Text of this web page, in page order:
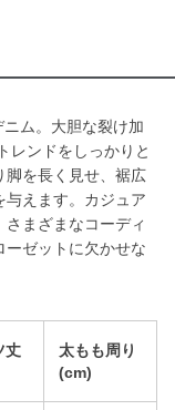
ム。大胆な裂け加
レンドをしっかりと
脚を長く見せ、裾広
えます。カジュア
まざまなコーディ
ーゼットに欠かせな
丈
太もも周り
(cm)